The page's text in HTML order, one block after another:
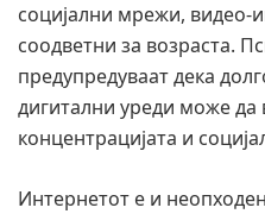
социјални мрежи, видео-
соодветни за возраста.
предупредуваат дека
дигитални уреди може да
концентрацијата и
Интернетот е и